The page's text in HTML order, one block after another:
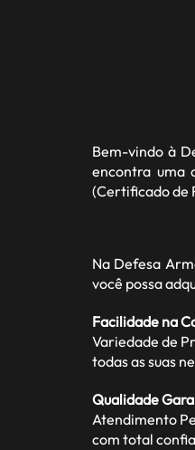
Bem-vindo à
encontra uma
(Certificado de
Na Defesa
você possa
Facilidade na
Variedade de
todas as suas
Qualidade
Atendimento
com total